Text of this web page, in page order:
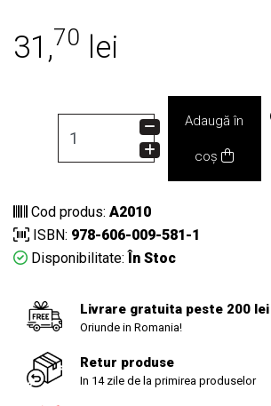
31,70 lei
Adaugă în
coș
Cod produs: A2010
ISBN: 978-606-009-581-1
Disponibilitate: În Stoc
Livrare gratuita peste 200 lei
Oriunde in Romania!
Retur produse
In 14 zile de la primirea produselor